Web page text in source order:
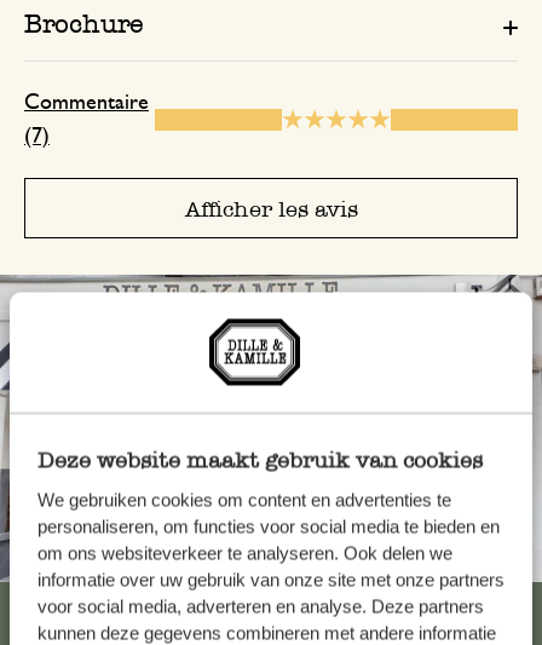
Deze website maakt gebruik van cookies
We gebruiken cookies om content en advertenties te
personaliseren, om functies voor social media te bieden en
om ons websiteverkeer te analyseren. Ook delen we
informatie over uw gebruik van onze site met onze partners
voor social media, adverteren en analyse. Deze partners
kunnen deze gegevens combineren met andere informatie
Brochure
Commentaire
(7)
Afficher les avis
Toujours à proximité
Voir les 62 magasins
25 janvier 2025
Parfaites pour une utilisation
12 novembre 2025
Parfaites pour une utilisation en van !
Seule une note a été attribuée, sans